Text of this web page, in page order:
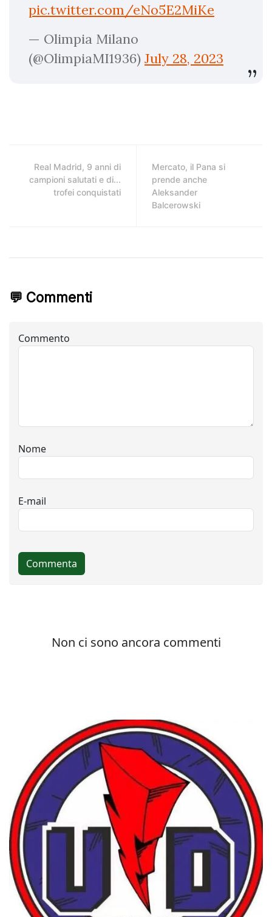
pic.twitter.com/eNo5E2MiKe
— Olimpia Milano
(@OlimpiaMI1936) July 28, 2023
Real Madrid, 9 anni di
campioni salutati e di...
trofei conquistati
Mercato, il Pana si
prende anche
Aleksander
Balcerowski
💬 Commenti